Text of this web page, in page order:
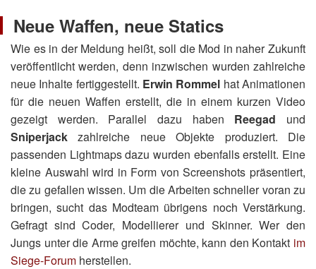
Neue Waffen, neue Statics
Wie es in der Meldung heißt, soll die Mod in naher Zukunft
veröffentlicht werden, denn inzwischen wurden zahlreiche
neue Inhalte fertiggestellt. Erwin Rommel hat Animationen
für die neuen Waffen erstellt, die in einem kurzen Video
gezeigt werden. Parallel dazu haben Reegad und
Sniperjack zahlreiche neue Objekte produziert. Die
passenden Lightmaps dazu wurden ebenfalls erstellt. Eine
kleine Auswahl wird in Form von Screenshots präsentiert,
die zu gefallen wissen. Um die Arbeiten schneller voran zu
bringen, sucht das Modteam übrigens noch Verstärkung.
Gefragt sind Coder, Modellierer und Skinner. Wer den
Jungs unter die Arme greifen möchte, kann den Kontakt im
Siege-Forum herstellen.